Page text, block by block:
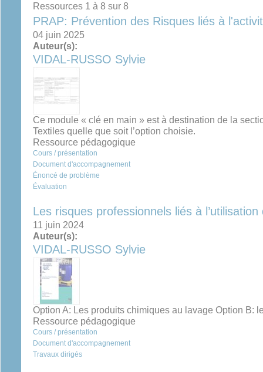
Ressources 1 à 8 sur 8
PRAP: Prévention des Risques liés à
04 juin 2025
Auteur(s):
VIDAL-RUSSO Sylvie
Ce module « clé en main » est à destination de la
Textiles quelle que soit l’option choisie.
Ressource pédagogique
Cours / présentation
Document d'accompagnement
Énoncé de problème
Évaluation
Les risques professionnels liés à
11 juin 2024
Auteur(s):
VIDAL-RUSSO Sylvie
Option A: Les produits chimiques au lavage Option B:
Ressource pédagogique
Cours / présentation
Document d'accompagnement
Travaux dirigés